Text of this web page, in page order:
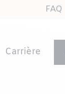
FAQ
Carrière